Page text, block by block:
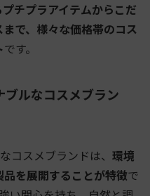
チプラアイテムからこだ
で、様々な価格帯のコス
です。
ルなコスメブラン
コスメブランドは、 環境
を展開することが特徴で